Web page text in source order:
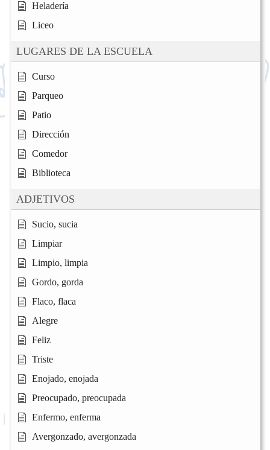
Heladería
Liceo
LUGARES DE LA ESCUELA
Curso
Parqueo
Patio
Dirección
Comedor
Biblioteca
ADJETIVOS
Sucio, sucia
Limpiar
Limpio, limpia
Gordo, gorda
Flaco, flaca
Alegre
Feliz
Triste
Enojado, enojada
Preocupado, preocupada
Enfermo, enferma
Avergonzado, avergonzada